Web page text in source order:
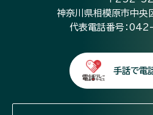
神奈川県相模原市中
代表電話番号：
手話で電